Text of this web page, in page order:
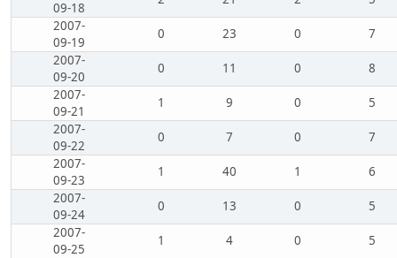
09-18
2007-
09-19
0 23 0
7
2007-
09-20
0 11 0
8
2007-
09-21
1 9 0
5
2007-
09-22
0 7 0
7
2007-
09-23
1 40 1
6
2007-
09-24
0 13 0
5
2007-
09-25
1 4 0
5